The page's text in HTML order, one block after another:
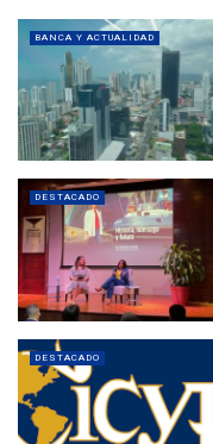
BANCA Y ACTUALIDAD
DESTACADO
DESTACADO